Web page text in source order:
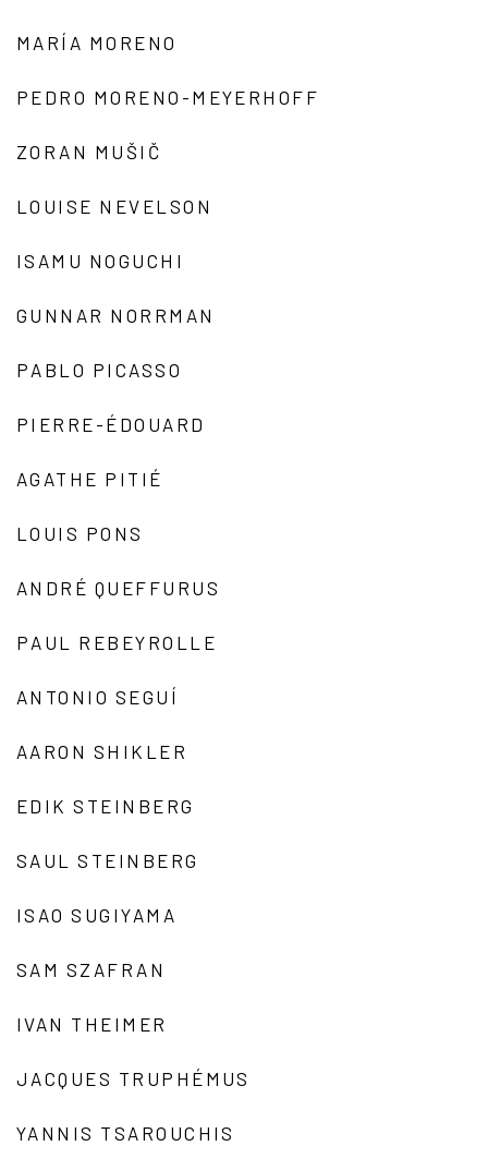
MARÍA MORENO
PEDRO MORENO-MEYERHOFF
ZORAN MUŠIČ
LOUISE NEVELSON
ISAMU NOGUCHI
GUNNAR NORRMAN
PABLO PICASSO
PIERRE-ÉDOUARD
AGATHE PITIÉ
LOUIS PONS
ANDRÉ QUEFFURUS
PAUL REBEYROLLE
ANTONIO SEGUÍ
AARON SHIKLER
EDIK STEINBERG
SAUL STEINBERG
ISAO SUGIYAMA
SAM SZAFRAN
IVAN THEIMER
JACQUES TRUPHÉMUS
YANNIS TSAROUCHIS